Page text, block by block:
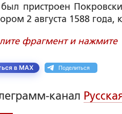
пристроен
2 августа 1588
фрагмент и нажмите
в MAX Поделиться
канал